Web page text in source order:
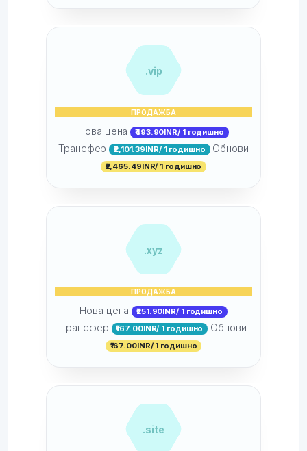
.vip
ПРОДАЖБА
Нова цена ₹493.90INR/ 1 годишно
Трансфер ₹2,101.39INR/ 1 годишно Обнови
₹2,465.49INR/ 1 годишно
.xyz
ПРОДАЖБА
Нова цена ₹251.90INR/ 1 годишно
Трансфер ₹167.00INR/ 1 годишно Обнови
₹167.00INR/ 1 годишно
.site